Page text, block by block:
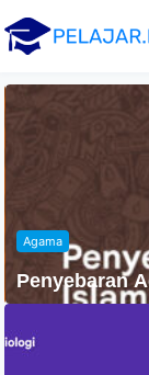
Agama
Penyebaran